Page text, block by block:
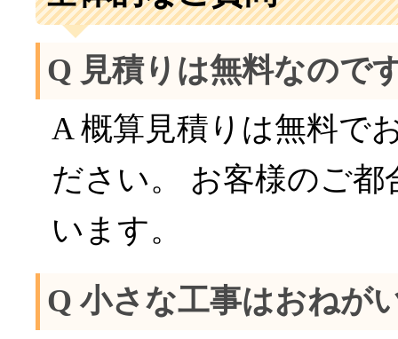
Q 見積りは無料なので
A 概算見積りは無料で
ださい。 お客様のご
います。
Q 小さな工事はおねが